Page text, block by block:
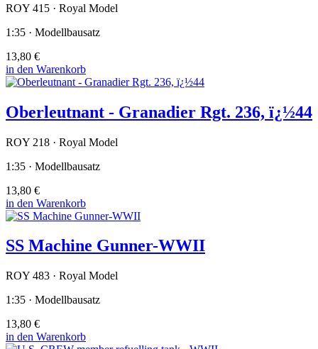
ROY 415 · Royal Model
1:35 · Modellbausatz
13,80 €
in den Warenkorb
Oberleutnant - Granadier Rgt. 236, ï¿½44
ROY 218 · Royal Model
1:35 · Modellbausatz
13,80 €
in den Warenkorb
SS Machine Gunner-WWII
ROY 483 · Royal Model
1:35 · Modellbausatz
13,80 €
in den Warenkorb